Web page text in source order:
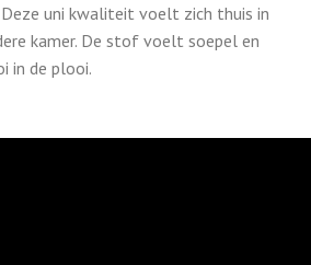
uni kwaliteit voelt zich thuis in
kamer. De stof voelt soepel en
in de plooi.